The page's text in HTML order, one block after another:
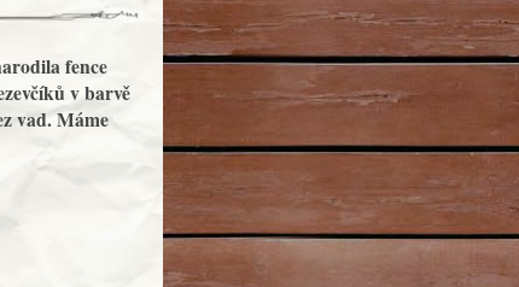
fence
v barvě
vad. Máme